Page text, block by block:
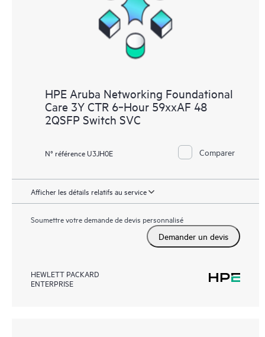
HPE Aruba Networking Foundational
Care 3Y CTR 6‑Hour 59xxAF 48
2QSFP Switch SVC
N° référence U3JH0E Comparer
Afficher les détails relatifs au service
Soumettre votre demande de devis personnalisé
Demander un devis
HEWLETT PACKARD
ENTERPRISE